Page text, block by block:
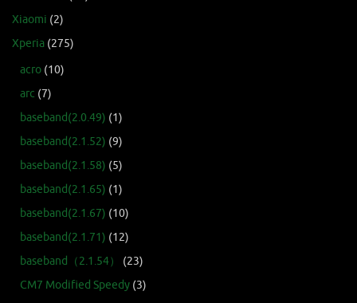
Xiaomi (2)
Xperia (275)
acro (10)
arc (7)
baseband(2.0.49) (1)
baseband(2.1.52) (9)
baseband(2.1.58) (5)
baseband(2.1.65) (1)
baseband(2.1.67) (10)
baseband(2.1.71) (12)
baseband（2.1.54）
(23)
CM7 Modified Speedy (3)